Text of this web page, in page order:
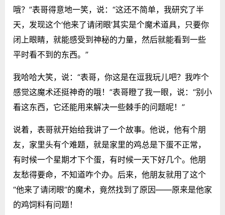
哦？”表哥得意地一笑，说：“这还不简单，我研究了半
天，发现这个‘他来了请闭眼’其实是个魔术道具，只要你
闭上眼睛，就能感受到神秘的力量，然后就能看到一些
平时看不到的东西。”
我哈哈大笑，说：“表哥，你这是在逗我玩儿吧？我咋个
感觉这魔术还挺神奇的哦！”表哥瞪了我一眼，说：“别小
看这东西，它还能用来解决一些棘手的问题呢！”
说着，表哥就开始给我讲了一个故事。他说，他有个朋
友，家里头有个难题，就是家里的鸡总是下蛋不正常，
有时候一个星期才下个蛋，有时候一天下好几个。他朋
友愁得要命，不知道咋个办。后来，他朋友就用了这个
“他来了请闭眼”的魔术，竟然找到了原因——原来是他家
的鸡饲料有问题！